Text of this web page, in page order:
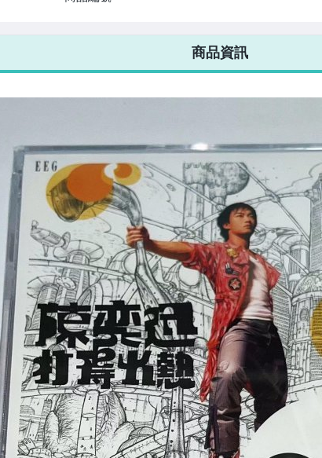
7-ELEVEN 運費只要38元
不限金額、筆數，筆筆優惠無限次！
商品資訊